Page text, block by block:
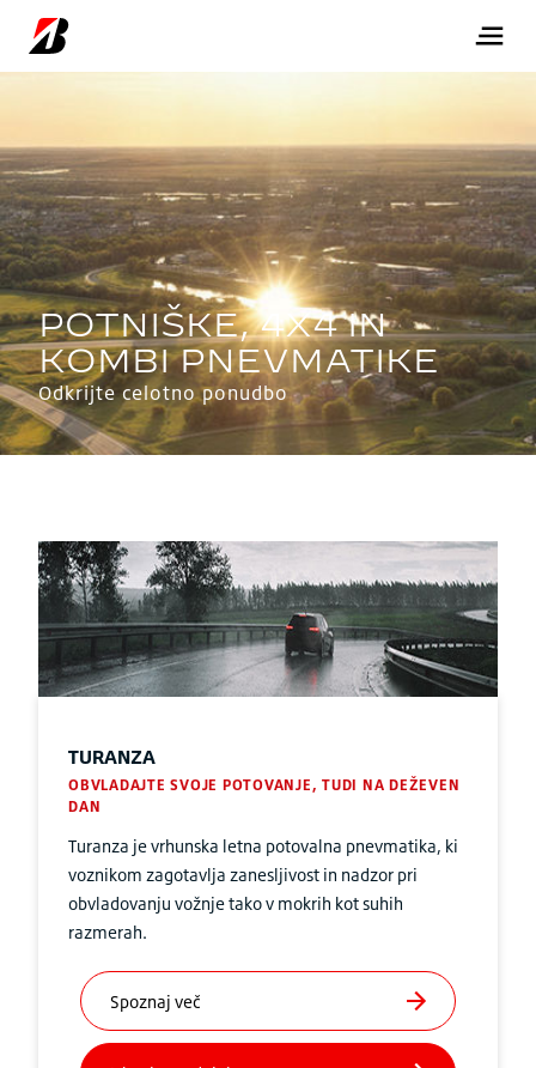
Odkrijte celotno ponudbo
TURANZA
OBVLADAJTE SVOJE POTOVANJE, TUDI NA DEŽEVEN
DAN
Turanza je vrhunska letna potovalna pnevmatika, ki
voznikom zagotavlja zanesljivost in nadzor pri
obvladovanju vožnje tako v mokrih kot suhih
razmerah.